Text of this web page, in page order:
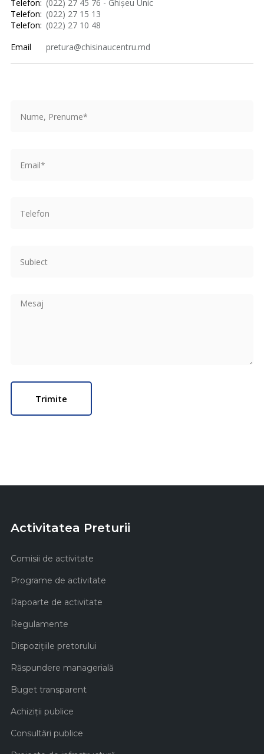
Telefon: (022) 27 45 76 - Ghișeu Unic
Telefon: (022) 27 15 13
Telefon: (022) 27 10 48
Email
pretura@chisinaucentru.md
Activitatea Preturii
Comisii de activitate
Programe de activitate
Rapoarte de activitate
Regulamente
Dispozițiile pretorului
Răspundere managerială
Buget transparent
Achiziţii publice
Consultări publice